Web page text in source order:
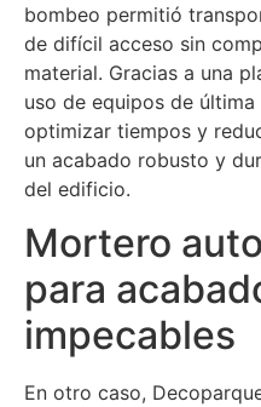
bombeo permitió
de difícil acceso sin
material. Gracias a una
uso de equipos de
optimizar tiempos y
un acabado robusto y
del edificio.
Mortero
para
impecables
En otro caso,